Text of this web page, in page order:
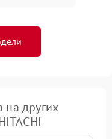
на других